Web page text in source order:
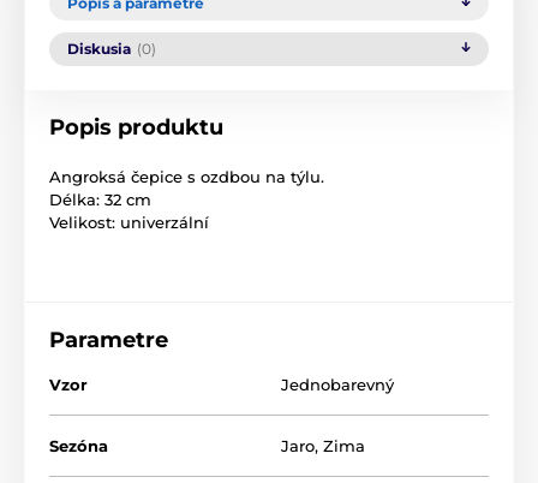
Diskusia (0)
Popis produktu
Angroksá čepice s ozdbou na týlu.
Délka: 32 cm
Velikost: univerzální
Parametre
Vzor Jednobarevný
Sezóna Jaro, Zima